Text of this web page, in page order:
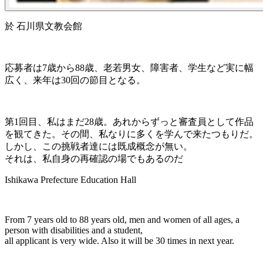
於 石川県文教会館
応募者は7歳から88歳、老若男女、障害者、学生など実に幅
広く、来年は30回の節目となる。
第1回目、私はまだ28歳。あれからずっと審査員として作品
を観てきた。その間、私なりに多くを学んで来たつもりだ。
しかし、この挑戦者達には既成概念が無い。
それは、私自身の再確認の場でもあるのだ
Ishikawa Prefecture Education Hall
From 7 years old to 88 years old, men and women of all ages, a
person with disabilities and a student,
all applicant is very wide. Also it will be 30 times in next year.